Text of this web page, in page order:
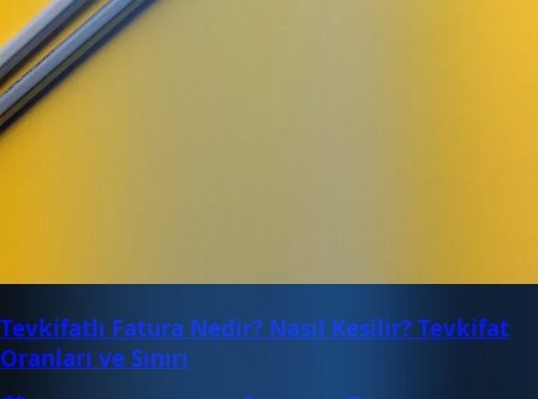
Tevkifatlı Fatura Nedir? Nasıl Kesilir? Tevkifat
Oranları ve Sınırı